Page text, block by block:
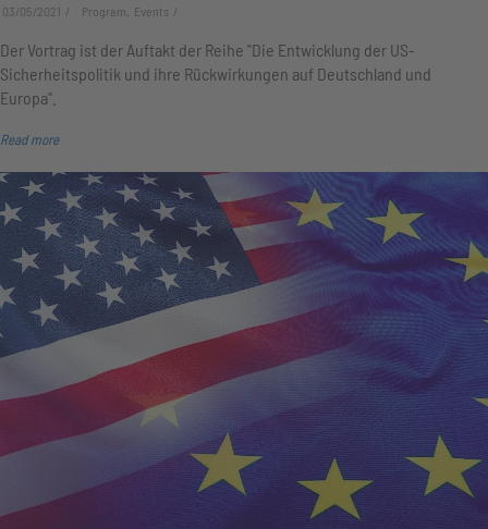
03/05/2021 Program, Events
Der Vortrag ist der Auftakt der Reihe "Die Entwicklung der US-
Sicherheitspolitik und ihre Rückwirkungen auf Deutschland und
Europa".
Read more